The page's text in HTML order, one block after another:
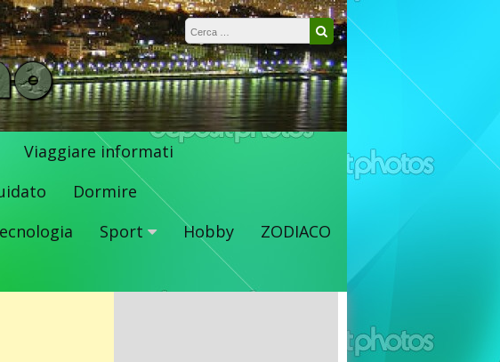
Ricerca per:
Cerca
Viaggiare informati
Dormire
Sport Hobby
ZODIACO